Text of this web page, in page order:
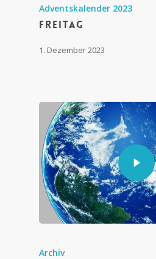
Adventskalender 2023
Freitag
1. Dezember 2023
Archiv